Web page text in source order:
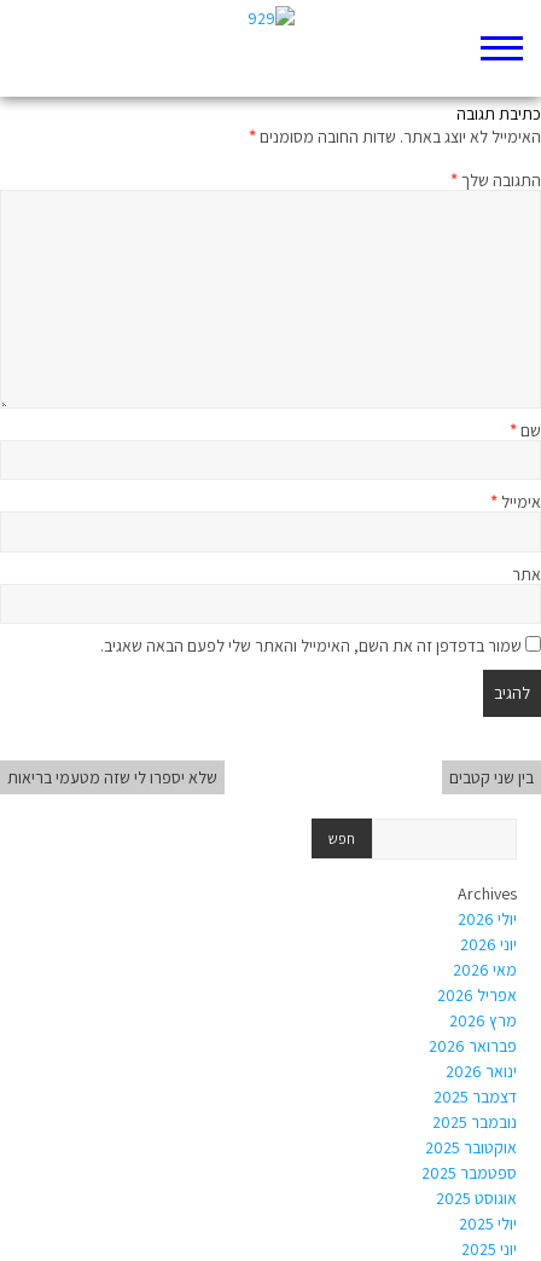
כתיבת תגובה
האימייל לא יוצג באתר. שדות החובה מסומנים*
התגובה שלך*
שם*
אימייל *
אתר
שמור בדפדפן זה את השם, האימייל והאתר שלי לפעם הבאה שאגיב.
בין שני קטבים שלא יספרו לי שזה מטעמי בריאות
Archives
יולי 2026
יוני 2026
מאי 2026
אפריל 2026
מרץ 2026
פברואר 2026
ינואר 2026
דצמבר 2025
נובמבר 2025
אוקטובר 2025
ספטמבר 2025
אוגוסט 2025
יולי 2025
יוני 2025